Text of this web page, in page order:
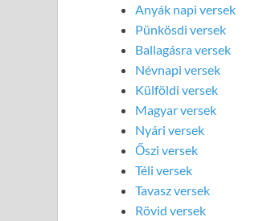
Anyák napi versek
Pünkösdi versek
Ballagásra versek
Névnapi versek
Külföldi versek
Magyar versek
Nyári versek
Őszi versek
Téli versek
Tavasz versek
Rövid versek